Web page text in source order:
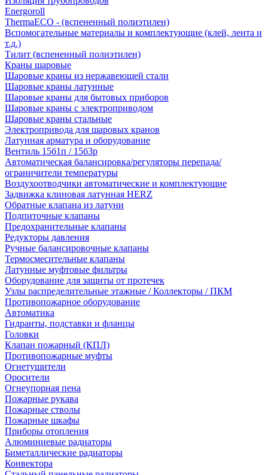
Energoroll
ThermaECO - (вспененный полиэтилен)
Вспомогательные материалы и комплектующие (клей, лента и
т.д.)
Тилит (вспененный полиэтилен)
Краны шаровые
Шаровые краны из нержавеющей стали
Шаровые краны латунные
Шаровые краны для бытовых приборов
Шаровые краны с электроприводом
Шаровые краны стальные
Электропривода для шаровых кранов
Латунная арматура и оборудование
Вентиль 15б1п / 15б3р
Автоматическая балансировка/регуляторы перепада/
ограничители температуры
Воздухоотводчики автоматические и комплектующие
Задвижка клиновая латунная HERZ
Обратные клапана из латуни
Подпиточные клапаны
Предохранительные клапаны
Редукторы давления
Ручные балансировочные клапаны
Термосмесительные клапаны
Латунные муфтовые фильтры
Оборудование для защиты от протечек
Узлы распределительные этажные / Коллекторы / ПКМ
Противопожарное оборудование
Автоматика
Гидранты, подставки и фланцы
Головки
Клапан пожарный (КПЛ)
Противопожарные муфты
Огнетушители
Оросители
Огнеупорная пена
Пожарные рукава
Пожарные стволы
Пожарные шкафы
Приборы отопления
Алюминиевые радиаторы
Биметаллические радиаторы
Конвектора